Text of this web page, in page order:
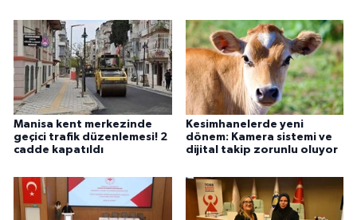
Manisa kent merkezinde
geçici trafik düzenlemesi! 2
cadde kapatıldı
Kesimhanelerde yeni
dönem: Kamera sistemi ve
dijital takip zorunlu oluyor